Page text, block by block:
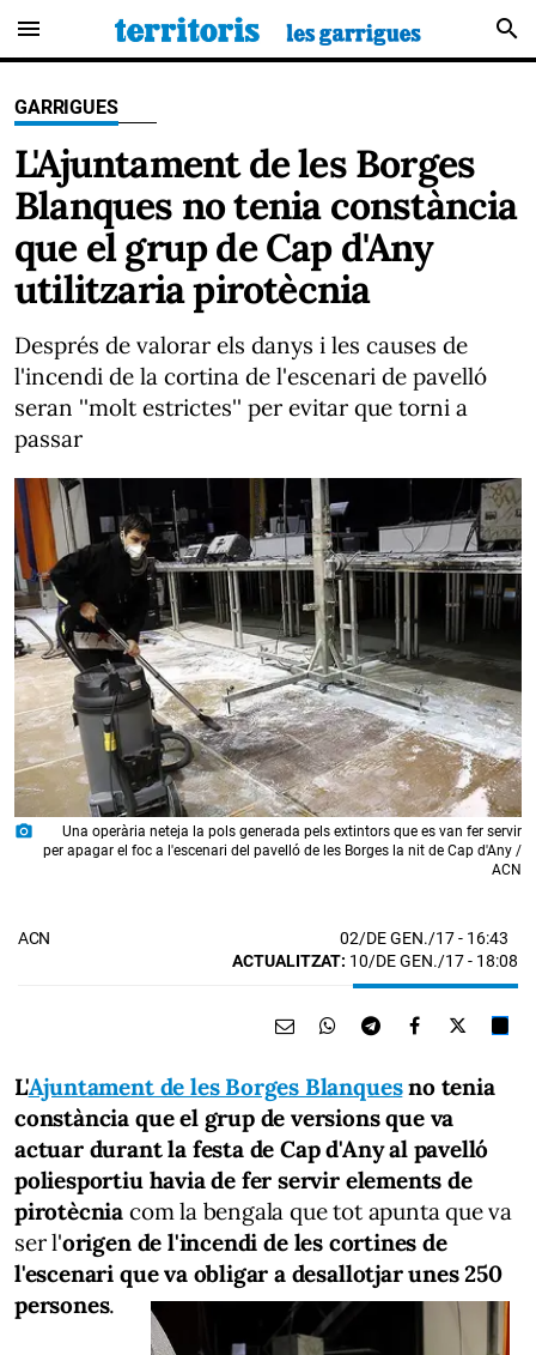
menu search
GARRIGUES
L'Ajuntament de les Borges
Blanques no tenia constància
que el grup de Cap d'Any
utilitzaria pirotècnia
Després de valorar els danys i les causes de
l'incendi de la cortina de l'escenari de pavelló
seran ''molt estrictes'' per evitar que torni a
passar
photo_camera
Una operària neteja la pols generada pels extintors que es van fer servir
per apagar el foc a l'escenari del pavelló de les Borges la nit de Cap d'Any /
ACN
ACN 02/DE GEN./17- 16:43
ACTUALITZAT: 10/DE GEN./17 - 18:08
L'Ajuntament de les Borges Blanquesno tenia
constància que el grup de versions que va
actuar durant la festa de Cap d'Any al pavelló
poliesportiu havia de fer servir elements de
pirotècnia com la bengala que tot apunta que va
ser l'origen de l'incendi de les cortines de
l'escenari que va obligar a desallotjar unes 250
persones.